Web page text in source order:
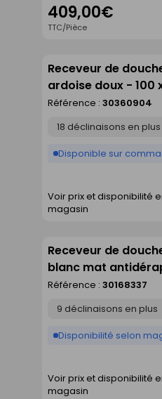
409,00€
TTC/Pièce
Receveur de
ardoise doux - 100
Référence : 30360904
Disponible sur
Voir prix et disponibilité
magasin
Receveur de
blanc mat
90 cm
Référence : 30168337
Disponibilité selon
Voir prix et disponibilité
magasin